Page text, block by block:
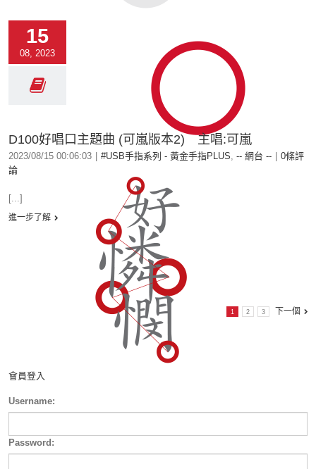
15
08, 2023
D100好唱口主題曲 (可嵐版本2) 主唱:可嵐
2023/08/15 00:06:03 #USB手指系列 - 黃金手指PLUS, -- 網台 --
0條評
論
[...]
進一步了解
1 2 3 下一個
會員登入
Username:
Password: